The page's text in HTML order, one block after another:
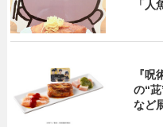
「
『
の“
など